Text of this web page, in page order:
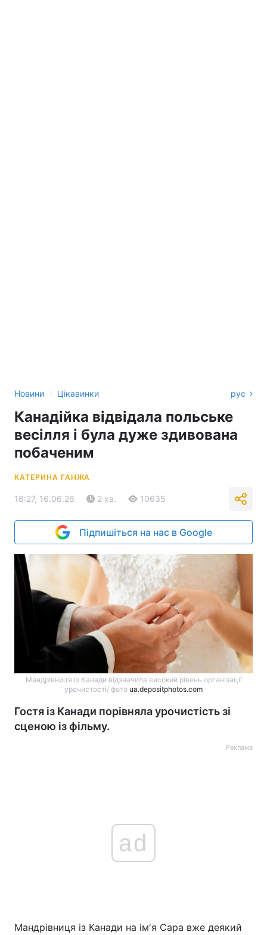
Новини › Цікавинки рус
Канадійка відвідала польське
весілля і була дуже здивована
побаченим
КАТЕРИНА ГАНЖА
18:27, 16.06.26 2 хв. 10635
Підпишіться на нас в Google
Мандрівниця із Канади відзначила високий рівень організації
урочистості/ фото ua.depositphotos.com
Гостя із Канади порівняла урочистість зі
сценою із фільму.
Реклама
ad
Мандрівниця із Канади на ім'я Сара вже деякий